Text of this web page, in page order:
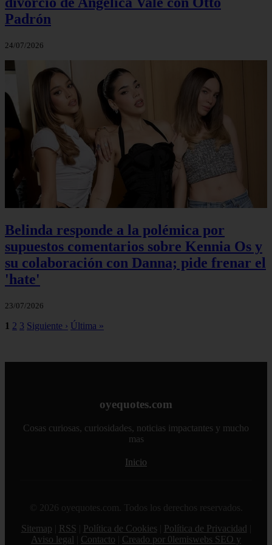
Padrón
24/07/2026
Belinda responde a la polémica por
supuestos comentarios sobre Kennia Os y
su colaboración con Danna; pide frenar el
'hate'
23/07/2026
1 2 3 Siguiente › Última »
oyequotes.com
Cosas curiosas, curiosidades, noticias impactantes y mucho
mas
Inicio
© 2026 oyequotes.com. Todos los derechos reservados.
Sitemap
RSS Política de Cookies Política de Privacidad
Aviso legal
Contacto
Creado por 0lemiswebs SEO y